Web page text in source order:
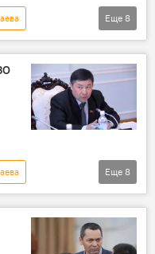
ГКНБ
Еще 8
арест
Еще 8